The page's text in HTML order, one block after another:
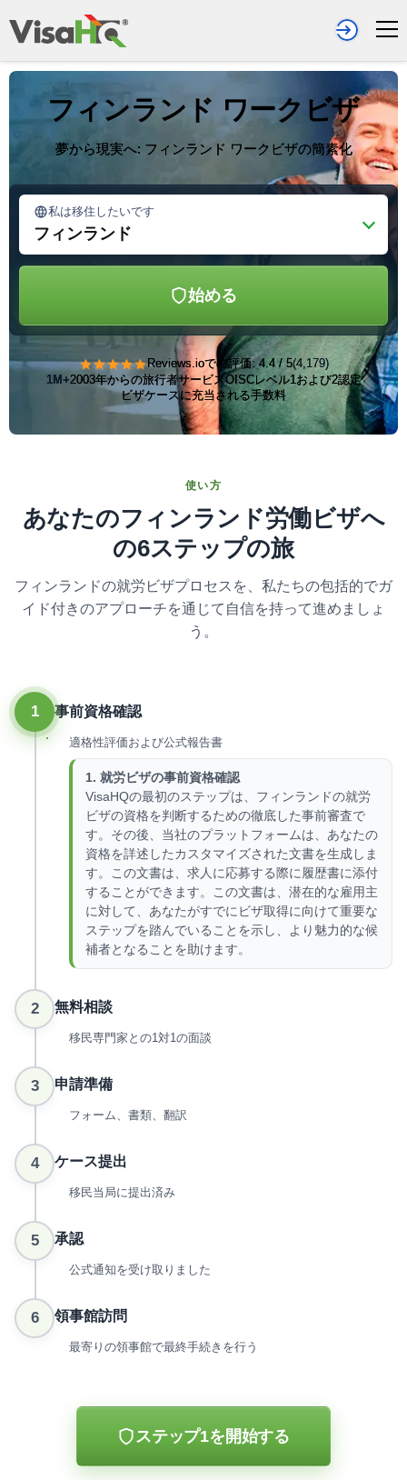
フィンランド ワークビザ
夢から現実へ: フィンランド ワークビザの簡素化
私は移住したいです
フィンランド
始める
★★★★★Reviews.ioでの評価: 4.4 / 5(4,179)
1M+2003年からの旅行者サービスOISCレベル1および2認定
ビザケースに充当される手数料
使い方
あなたのフィンランド労働ビザへ
の6ステップの旅
フィンランドの就労ビザプロセスを、私たちの包括的でガ
イド付きのアプローチを通じて自信を持って進めましょ
う。
1 事前資格確認
適格性評価および公式報告書
1. 就労ビザの事前資格確認
VisaHQの最初のステップは、フィンランドの就労
ビザの資格を判断するための徹底した事前審査で
す。その後、当社のプラットフォームは、あなたの
資格を詳述したカスタマイズされた文書を生成しま
す。この文書は、求人に応募する際に履歴書に添付
することができます。この文書は、潜在的な雇用主
に対して、あなたがすでにビザ取得に向けて重要な
ステップを踏んでいることを示し、より魅力的な候
補者となることを助けます。
2 無料相談
移民専門家との1対1の面談
3 申請準備
フォーム、書類、翻訳
4 ケース提出
移民当局に提出済み
5 承認
公式通知を受け取りました
6 領事館訪問
最寄りの領事館で最終手続きを行う
ステップ1を開始する